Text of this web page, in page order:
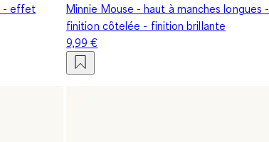
- effet
Minnie Mouse - haut à manches longues -
finition côtelée - finition brillante
9,99 €